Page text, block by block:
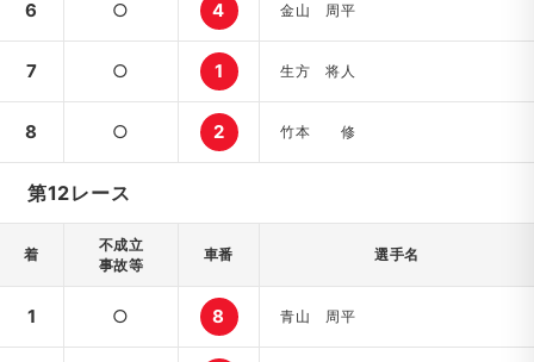
6 ○ 4 金山 周平
7 ○ 1 生方 将人
8 ○ 2 竹本 修
第12レース
着
不成立
事故等
車番 選手名
1 ○ 8 青山 周平